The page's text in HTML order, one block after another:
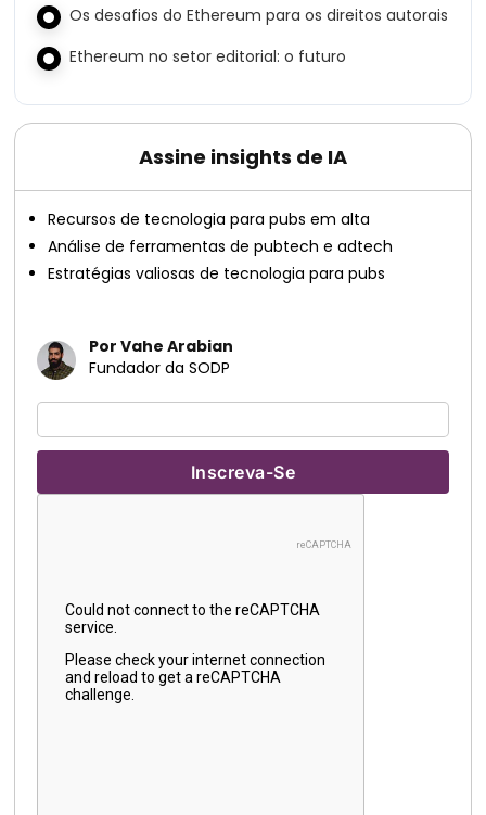
Os desafios do Ethereum para os direitos autorais
Ethereum no setor editorial: o futuro
Assine insights de IA
Recursos de tecnologia para pubs em alta
Análise de ferramentas de pubtech e adtech
Estratégias valiosas de tecnologia para pubs
Por Vahe Arabian
Fundador da SODP